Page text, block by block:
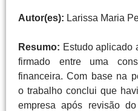
Autor(es): Larissa Maria
Resumo: Estudo aplicado
firmado entre uma
financeira. Com base na
o trabalho conclui que
empresa após revisão